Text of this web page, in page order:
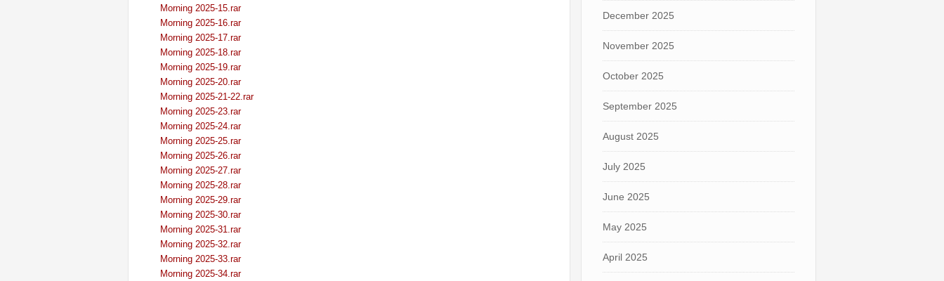
Morning 2025-15.rar
Morning 2025-16.rar
Morning 2025-17.rar
Morning 2025-18.rar
Morning 2025-19.rar
Morning 2025-20.rar
Morning 2025-21-22.rar
Morning 2025-23.rar
Morning 2025-24.rar
Morning 2025-25.rar
Morning 2025-26.rar
Morning 2025-27.rar
Morning 2025-28.rar
Morning 2025-29.rar
Morning 2025-30.rar
Morning 2025-31.rar
Morning 2025-32.rar
Morning 2025-33.rar
Morning 2025-34.rar
December 2025
November 2025
October 2025
September 2025
August 2025
July 2025
June 2025
May 2025
April 2025